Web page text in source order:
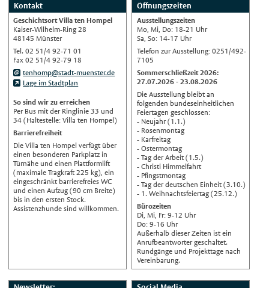
Nederlands
English
Українська
Türkçe
اللغة العربية
Français
Español
Polski
Русский
中文
Automatische Übersetzung, ohne
Gewähr auf Richtigkeit.
Kontakt
Geschichtsort Villa ten Hompel
Kaiser-Wilhelm-Ring 28
48145 Münster
Tel. 02 51/4 92-71 01
Fax 02 51/4 92-79 18
tenhomp@stadt-muenster.de
Lage im Stadtplan
So sind wir zu erreichen
Per Bus mit der Ringlinie 33 und
34 (Haltestelle: Villa ten Hompel)
Barrierefreiheit
Die Villa ten Hompel verfügt über
einen besonderen Parkplatz in
Türnähe und einen Plattformlift
(maximale Tragkraft 225 kg), ein
eingeschränkt barrierefreies WC
und einen Aufzug (90 cm Breite)
bis in den ersten Stock.
Assistenzhunde sind willkommen.
Öffnungszeiten
Ausstellungszeiten
Mo, Mi, Do: 18-21 Uhr
Sa, So: 14-17 Uhr
Telefon zur Ausstellung: 0251/492-
7105
Sommerschließzeit 2026:
27.07.2026 - 23.08.2026
Die Ausstellung bleibt an
folgenden bundeseinheitlichen
Feiertagen geschlossen:
- Neujahr (1.1.)
- Rosenmontag
- Karfreitag
- Ostermontag
- Tag der Arbeit (1.5.)
- Christi Himmelfahrt
- Pfingstmontag
- Tag der deutschen Einheit (3.10.)
- 1. Weihnachtsfeiertag (25.12.)
Bürozeiten
Di, Mi, Fr: 9-12 Uhr
Do: 9-16 Uhr
Außerhalb dieser Zeiten ist ein
Anrufbeantworter geschaltet.
Rundgänge und Projekttage nach
Vereinbarung.